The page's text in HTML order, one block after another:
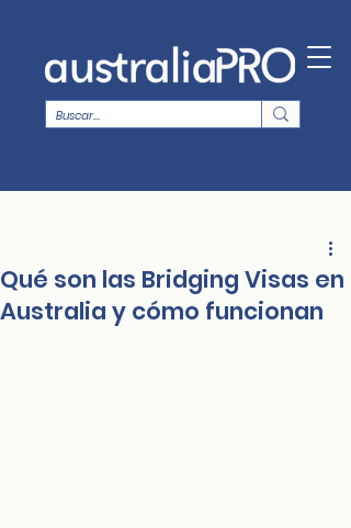
Qué son las Bridging Visas en
Australia y cómo funcionan